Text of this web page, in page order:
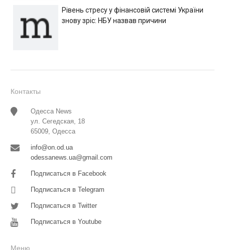
Рівень стресу у фінансовій системі України
знову зріс: НБУ назвав причини
Контакты
Одесса News
ул. Сегедская, 18
65009, Одесса
info@on.od.ua
odessanews.ua@gmail.com
Подписаться в Facebook
Подписаться в Telegram
Подписаться в Twitter
Подписаться в Youtube
Меню